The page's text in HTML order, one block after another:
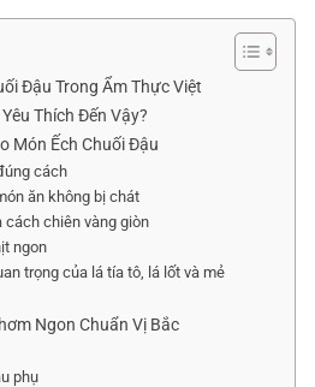
Đậu Trong Ẩm Thực Việt
Thích Đến Vậy?
Món Ếch Chuối Đậu
cách
ăn không bị chát
cách chiên vàng giòn
ngon
trọng của lá tía tô, lá lốt và mẻ
Ngon Chuẩn Vị Bắc
phụ